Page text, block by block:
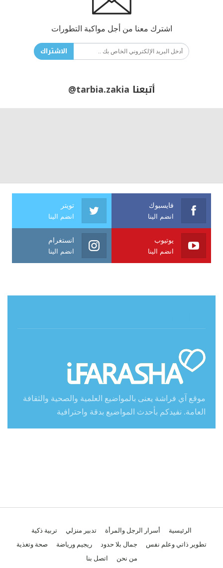
اشترك معنا من أجل مواكبة التطورات
الاشتراك
أتبعنا @tarbia.zakia
فايسبوك
انضم الينا
تويتر
انضم الينا
يوتيوب
انضم الينا
انستغرام
انضم الينا
موقع آي فراشة يعنى بالمواضيع العلمية والصحية والثقافة
العامة. نفيدكم بأحدث المواضيع بدقة واحترافية
الرئيسية أسرار الرجل والمرأة تدبير منزلي
تربية ذكية
تطوير ذاتي وعلم نفس
جمال بلا حدود ريجيم ورياضة
صحة وتغذية
من نحن
اتصل بنا